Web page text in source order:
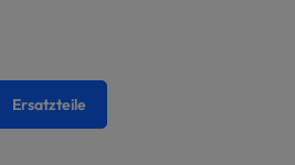
Ersatzteile